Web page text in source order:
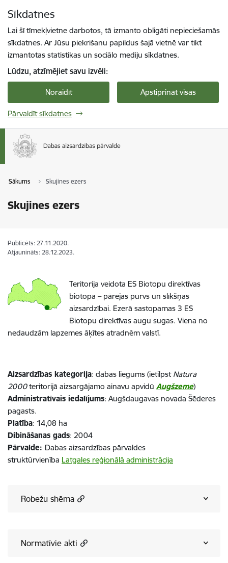
Sīkdatnes
Lai šī tīmekļvietne darbotos, tā izmanto obligāti nepieciešamās
sīkdatnes. Ar Jūsu piekrišanu papildus šajā vietnē var tikt
izmantotas statistikas un sociālo mediju sīkdatnes.
Lūdzu, atzīmējiet savu izvēli:
Noraidīt Apstiprināt visas
Pārvaldīt sīkdatnes
Sākums Skujines ezers
Skujines ezers
Publicēts: 27.11.2020.
Atjaunināts: 28.12.2023.
Teritorija veidota ES Biotopu direktīvas
biotopa – pārejas purvs un slīkšņas
aizsardzībai. Ezerā sastopamas 3 ES
Biotopu direktīvas augu sugas. Viena no
nedaudzām lapzemes āķītes atradnēm valstī.
Aizsardzības kategorija: dabas liegums (ietilpstNatura
2000teritorijā aizsargājamo ainavu apvidū Augšzeme)
Administratīvais iedalījums: Augšdaugavas novada Šēderes
pagasts.
Platība: 14,08 ha
Dibināšanas gads: 2004
Pārvalde: Dabas aizsardzības pārvaldes
struktūrvienība Latgales reģionālā administrācija
Robežu shēma
Normatīvie akti